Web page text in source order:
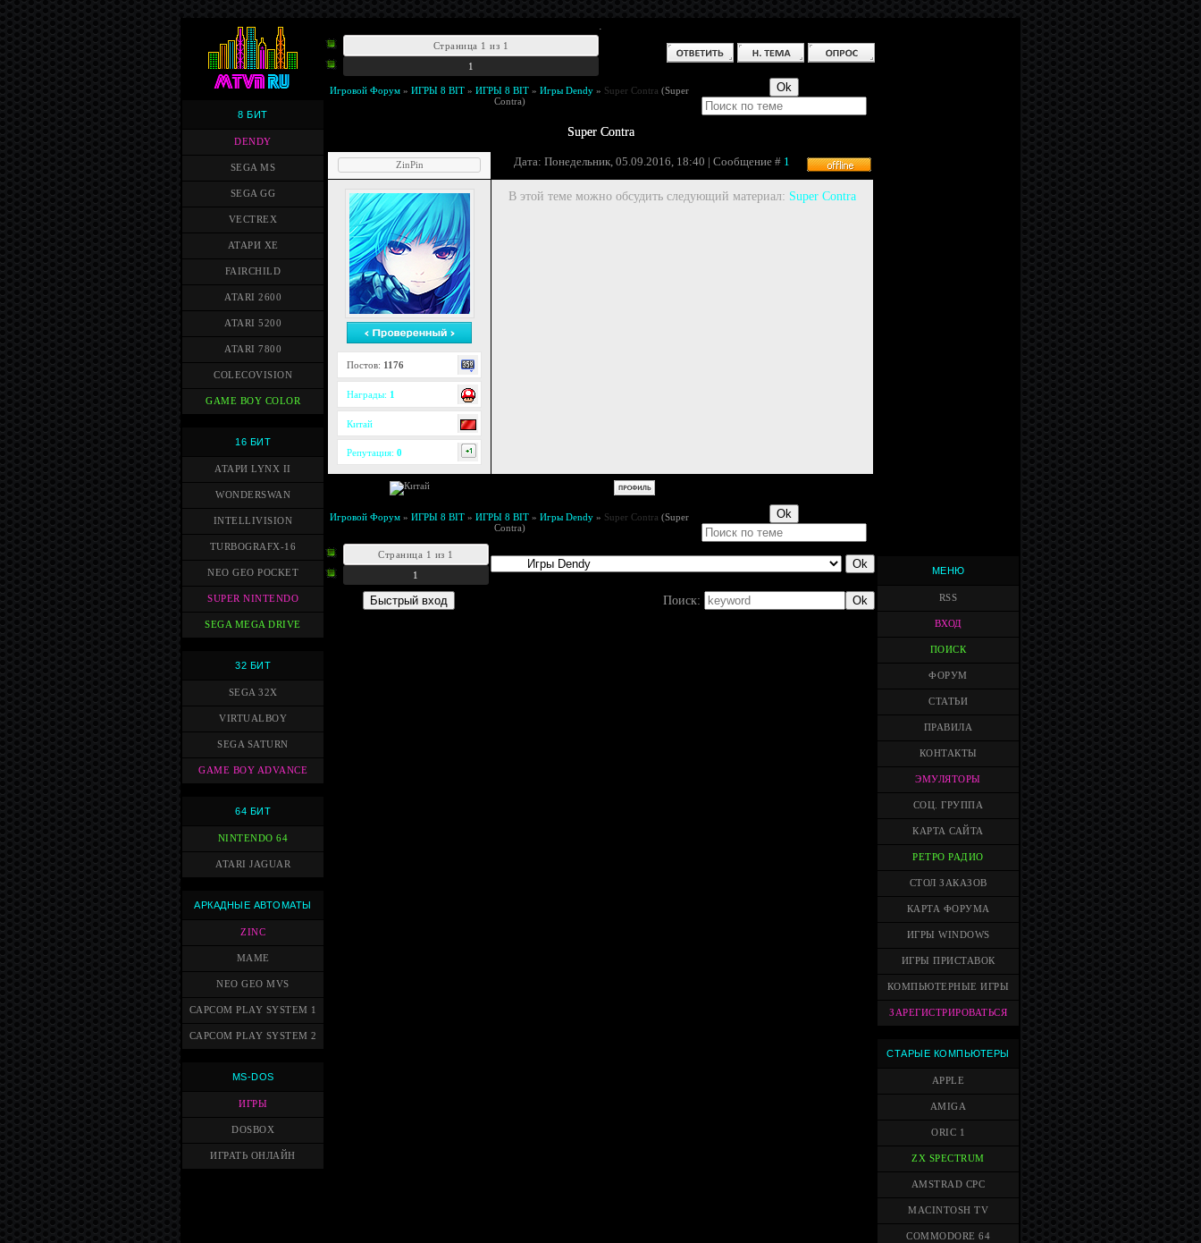
8 БИТ
DENDY
SEGA MS
SEGA GG
VECTREX
АТАРИ XE
FAIRCHILD
ATARI 2600
ATARI 5200
ATARI 7800
COLECOVISION
GAME BOY COLOR
16 БИТ
АТАРИ LYNX II
WONDERSWAN
INTELLIVISION
TURBOGRAFX-16
NEO GEO POCKET
SUPER NINTENDO
SEGA MEGA DRIVE
32 БИТ
SEGA 32X
VIRTUALBOY
SEGA SATURN
GAME BOY ADVANCE
64 БИТ
NINTENDO 64
ATARI JAGUAR
АРКАДНЫЕ АВТОМАТЫ
ZINC
MAME
NEO GEO MVS
CAPCOM PLAY SYSTEM 1
CAPCOM PLAY SYSTEM 2
MS-DOS
ИГРЫ
DOSBOX
ИГРАТЬ ОНЛАЙН
.
Страница 1 из 1
1
Игровой Форум » ИГРЫ 8 BIT » ИГРЫ 8 BIT » Игры Dendy » Super Contra (Super
Contra)
Super Contra
ZinPin Дата: Понедельник, 05.09.2016, 18:40 | Сообщение # 1
Постов: 1176
Награды: 1
Китай
Репутация: 0
В этой теме можно обсудить следующий материал: Super Contra
Игровой Форум » ИГРЫ 8 BIT » ИГРЫ 8 BIT » Игры Dendy » Super Contra (Super
Contra)
Страница 1 из 1
1
Поиск:
МЕНЮ
RSS
ВХОД
ПОИСК
ФОРУМ
СТАТЬИ
ПРАВИЛА
КОНТАКТЫ
ЭМУЛЯТОРЫ
СОЦ. ГРУППА
КАРТА САЙТА
РЕТРО РАДИО
СТОЛ ЗАКАЗОВ
КАРТА ФОРУМА
ИГРЫ WINDOWS
ИГРЫ ПРИСТАВОК
КОМПЬЮТЕРНЫЕ ИГРЫ
ЗАРЕГИСТРИРОВАТЬСЯ
СТАРЫЕ КОМПЬЮТЕРЫ
APPLE
AMIGA
ORIC 1
ZX SPECTRUM
AMSTRAD CPC
MACINTOSH TV
COMMODORE 64